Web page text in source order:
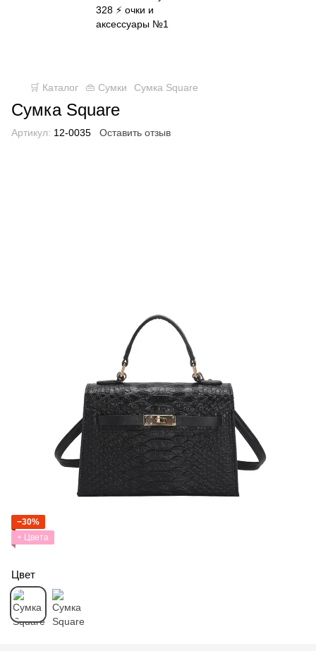
🛒 Каталог 👜 Сумки Сумка Square
Сумка Square
Артикул: 12-0035 Оставить отзыв
−30%
+ Цвета
Цвет